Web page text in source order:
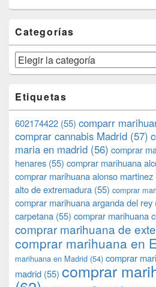
Categorías
Categorías
Etiquetas
602174422 (55) comparr
comprar cannabis Madrid (57)
maria en madrid (56) comprar
henares (55) comprar marihuana
comprar marihuana alonso martinez
alto de extremadura (55) comprar
comprar marihuana arganda del rey
carpetana (55) comprar marihuana
comprar marihuana de
comprar marihuana en
marihuana en Madrid (54) comprar
madrid (55) comprar